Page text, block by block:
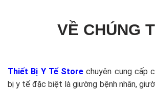
VỀ CHÚNG
Thiết Bị Y Tế Store chuyên cung cấp
bị y tế đặc biệt là giường bệnh nhân,